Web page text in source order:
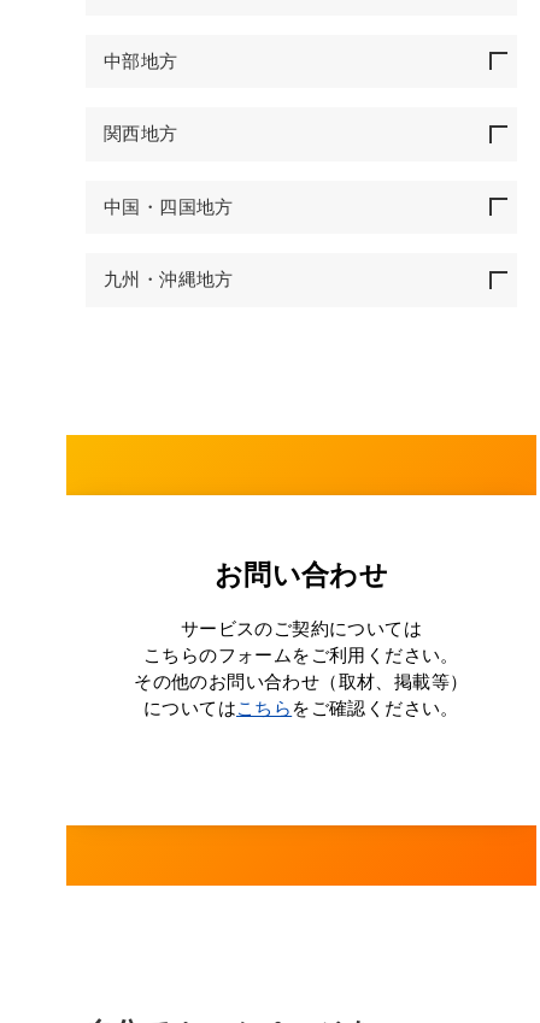
中部地方
関西地方
中国・四国地方
九州・沖縄地方
お問い合わせ
サービスのご契約については
こちらのフォームをご利用ください。
その他のお問い合わせ（取材、掲載等）
についてはこちら をご確認ください。